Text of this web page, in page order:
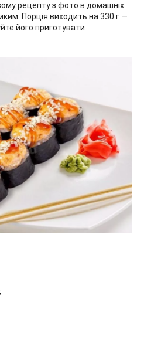
рецепту з фото в домашніх
Порція виходить на 330 г —
його приготувати